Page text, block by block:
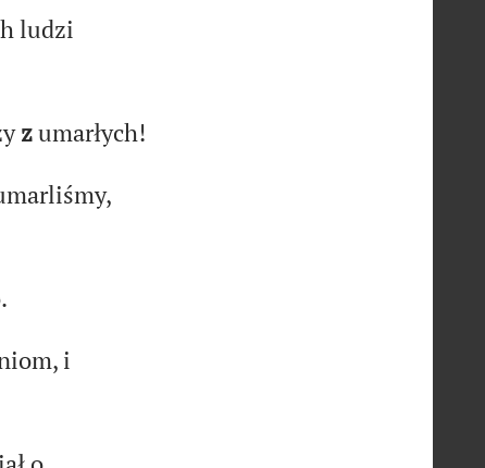
ludzi
zumarłych!
i